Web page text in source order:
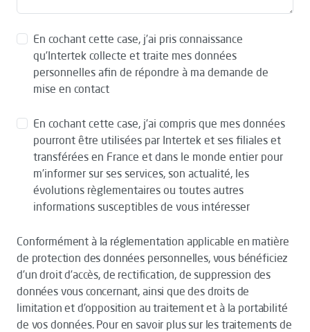
En cochant cette case, j’ai pris connaissance
qu’Intertek collecte et traite mes données
personnelles afin de répondre à ma demande de
mise en contact
En cochant cette case, j’ai compris que mes données
pourront être utilisées par Intertek et ses filiales et
transférées en France et dans le monde entier pour
m’informer sur ses services, son actualité, les
évolutions règlementaires ou toutes autres
informations susceptibles de vous intéresser
Conformément à la réglementation applicable en matière
de protection des données personnelles, vous bénéficiez
d’un droit d’accès, de rectification, de suppression des
données vous concernant, ainsi que des droits de
limitation et d’opposition au traitement et à la portabilité
de vos données. Pour en savoir plus sur les traitements de